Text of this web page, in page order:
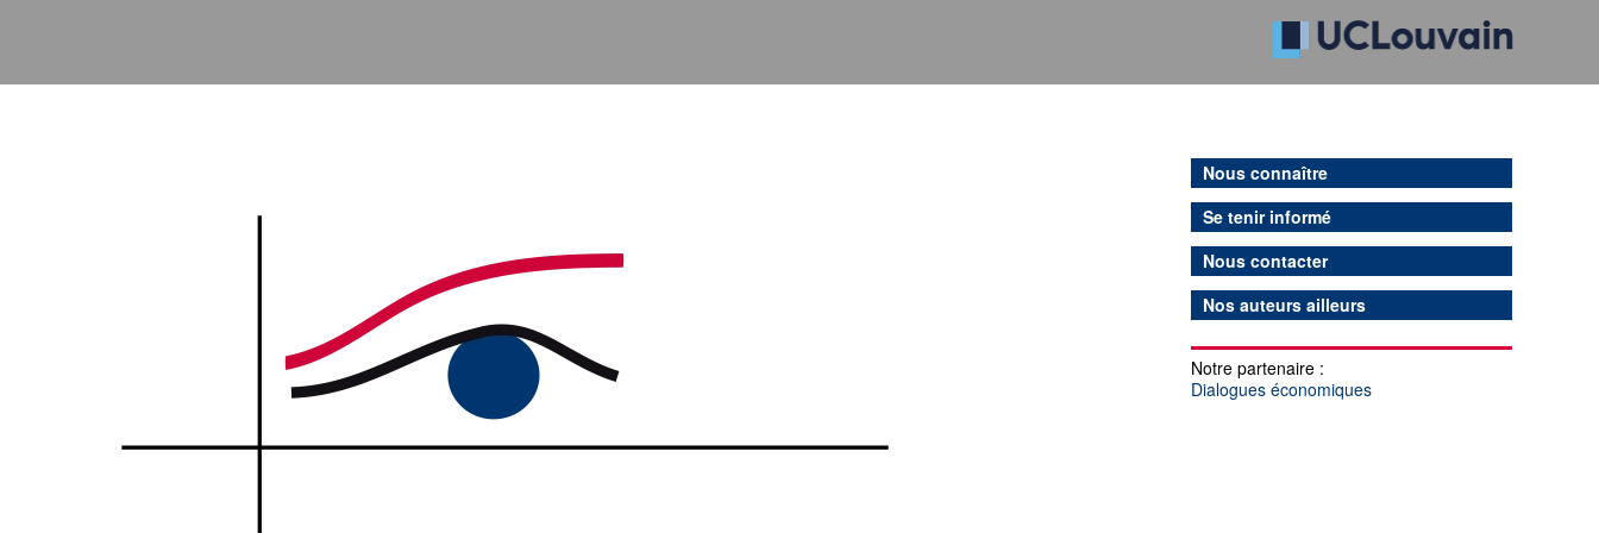
Nous connaître
Se tenir informé
Nous contacter
Nos auteurs ailleurs
Notre partenaire :
Dialogues économiques